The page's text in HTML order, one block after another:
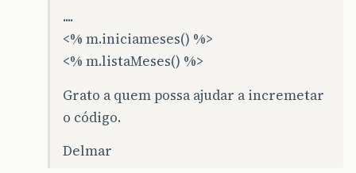
....
<% m.iniciameses() %>
<% m.listaMeses() %>
Grato a quem possa ajudar a incremetar
o código.
Delmar